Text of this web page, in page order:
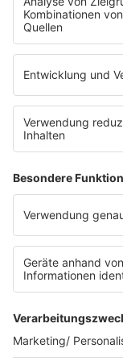
Die Uniklinik
eröffnet. Direkt
E-Bikes über